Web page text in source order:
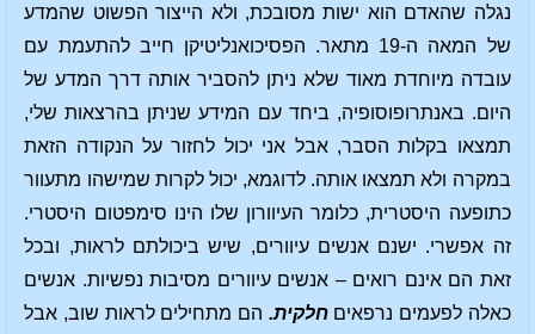
נגלה שהאדם הוא ישות מסובכת, ולא הייצור הפשוט שהמדע
של המאה ה-19 מתאר. הפסיכואנליטיקן חייב להתעמת עם
עובדה מיוחדת מאוד שלא ניתן להסביר אותה דרך המדע של
היום. באנתרופוסופיה, ביחד עם המידע שניתן בהרצאות שלי,
תמצאו בקלות הסבר, אבל אני יכול לחזור על הנקודה הזאת
במקרה ולא תמצאו אותה. לדוגמא, יכול לקרות שמישהו מתעוור
כתופעה היסטרית, כלומר העיוורון שלו הינו סימפטום היסטרי.
זה אפשרי. ישנם אנשים עיוורים, שיש ביכולתם לראות, ובכל
זאת הם אינם רואים – אנשים עיוורים מסיבות נפשיות. אנשים
כאלה לפעמים נרפאיםחלקית. הם מתחילים לראות שוב, אבל